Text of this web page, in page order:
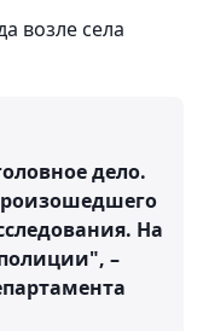
возле села
дело.
На
–